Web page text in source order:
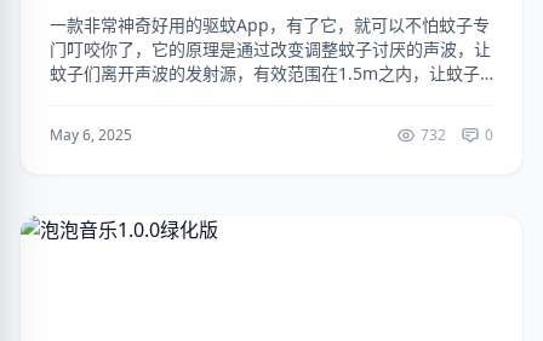
一款非常神奇好用的驱蚊App，有了它，就可以不怕蚊子专
门叮咬你了，它的原理是通过改变调整蚊子讨厌的声波，让
蚊子们离开声波的发射源，有效范围在1.5m之内，让蚊子
May 6, 2025 732 0